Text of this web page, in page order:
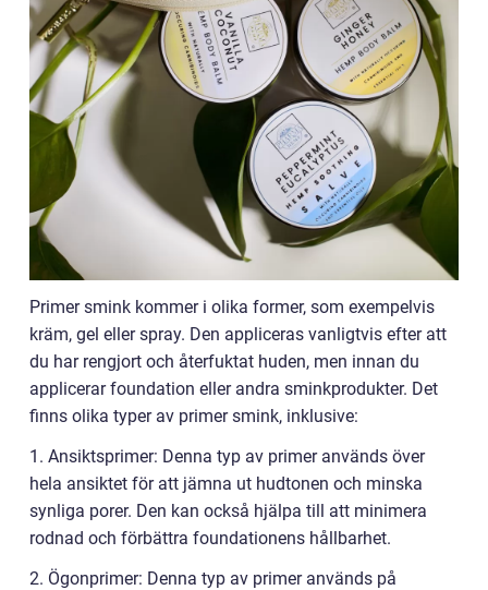
Primer smink kommer i olika former, som exempelvis
kräm, gel eller spray. Den appliceras vanligtvis efter att
du har rengjort och återfuktat huden, men innan du
applicerar foundation eller andra sminkprodukter. Det
finns olika typer av primer smink, inklusive:
1. Ansiktsprimer: Denna typ av primer används över
hela ansiktet för att jämna ut hudtonen och minska
synliga porer. Den kan också hjälpa till att minimera
rodnad och förbättra foundationens hållbarhet.
2. Ögonprimer: Denna typ av primer används på